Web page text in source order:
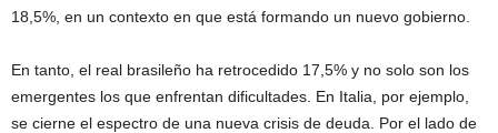
18,5%, en un contexto en que está formando un nuevo gobierno.
En tanto, el real brasileño ha retrocedido 17,5% y no solo son los
emergentes los que enfrentan dificultades. En Italia, por ejemplo,
se cierne el espectro de una nueva crisis de deuda. Por el lado de